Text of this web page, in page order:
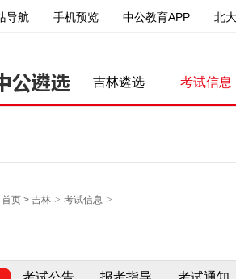
导航 手机预览 中公教育APP 北
吉林遴选 考试信息
首页 > 吉林 > 考试信息 >